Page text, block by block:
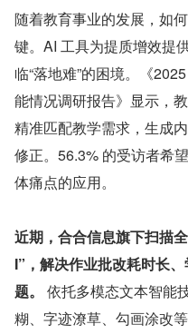
随着教育事业的发展，如
键。AI 工具为提质增效提
临“落地难”的困境。《
能情况调研报告》显示，
精准匹配教学需求，生成
修正。56.3% 的受访者希
体痛点的应用。
近期，合合信息旗下扫描
I”，解决作业批改耗时长
题。
依托多模态文本智能
糊、字迹潦草、勾画涂改